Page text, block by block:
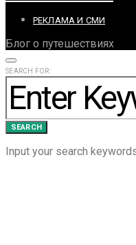
РЕКЛАМА И СМИ
Блог о путешествиях
SEARCH FOR:
SEARCH
Input your search